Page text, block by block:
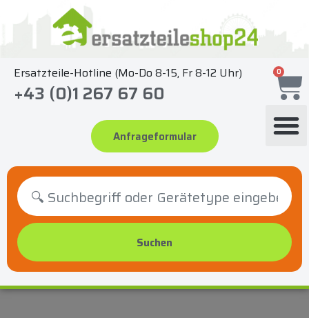
springen
Ersatzteile-Hotline (Mo-Do 8-15, Fr 8-12 Uhr)
+43 (0)1 267 67 60
Anfrageformular
0